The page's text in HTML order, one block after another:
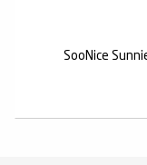
SooNice